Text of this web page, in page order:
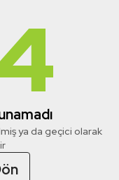
ya da geçici olarak